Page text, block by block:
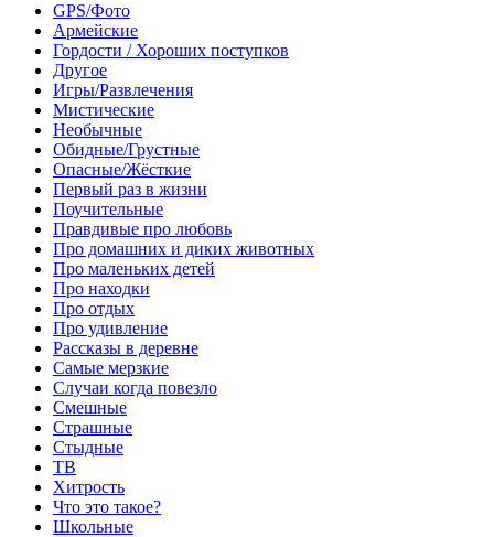
GPS/Фото
Армейские
Гордости / Хороших поступков
Другое
Игры/Развлечения
Мистические
Необычные
Обидные/Грустные
Опасные/Жёсткие
Первый раз в жизни
Поучительные
Правдивые про любовь
Про домашних и диких животных
Про маленьких детей
Про находки
Про отдых
Про удивление
Рассказы в деревне
Самые мерзкие
Случаи когда повезло
Смешные
Страшные
Стыдные
ТВ
Хитрость
Что это такое?
Школьные